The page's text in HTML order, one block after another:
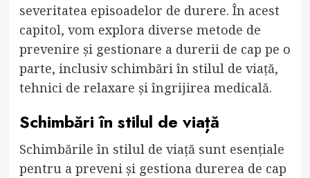
severitatea episoadelor de durere. În acest
capitol, vom explora diverse metode de
prevenire și gestionare a durerii de cap pe o
parte, inclusiv schimbări în stilul de viață,
tehnici de relaxare și îngrijirea medicală.
Schimbări în stilul de viață
Schimbările în stilul de viață sunt esențiale
pentru a preveni și gestiona durerea de cap